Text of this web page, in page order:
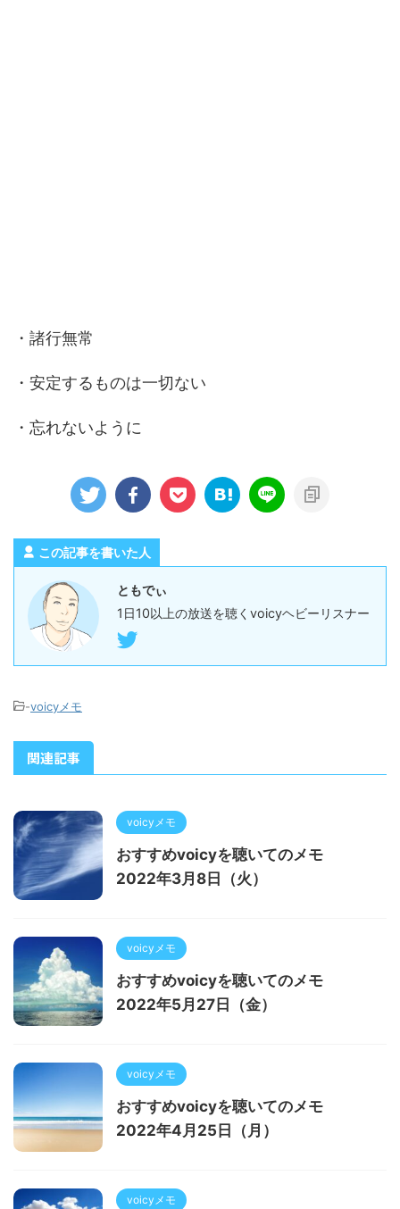
・諸行無常
・安定するものは一切ない
・忘れないように
この記事を書いた人
ともでぃ
1日10以上の放送を聴くvoicyヘビーリスナー
-voicyメモ
関連記事
voicyメモ
おすすめvoicyを聴いてのメモ
2022年3月8日（火）
voicyメモ
おすすめvoicyを聴いてのメモ
2022年5月27日（金）
voicyメモ
おすすめvoicyを聴いてのメモ
2022年4月25日（月）
voicyメモ